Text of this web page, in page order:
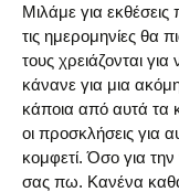
Μιλάμε για
τις ημερομηνίες θα
τους χρειάζονται
κάνανε για μια
κάποια από αυτά τα
οι προσκλήσεις για
κομφετί. Όσο για
σας πω. Κανένα